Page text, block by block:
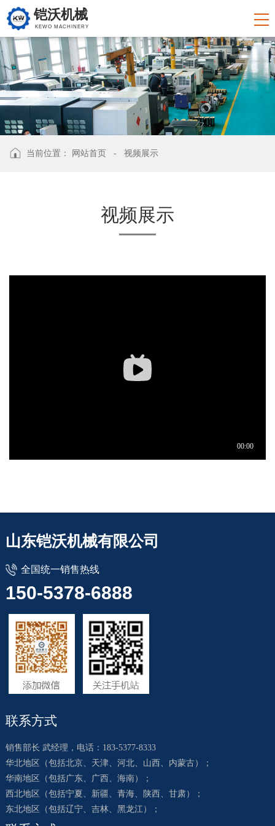
铠沃机械
KEWO MACHINERY
当前位置： 网站首页 - 视频展示
视频展示
山东铠沃机械有限公司
全国统一销售热线
150-5378-6888
联系方式
销售部长 武经理，电话：183-5377-8333
华北地区（包括北京、天津、河北、山西、内蒙古）；
华南地区（包括广东、广西、海南）；
西北地区（包括宁夏、新疆、青海、陕西、甘肃）；
东北地区（包括辽宁、吉林、黑龙江）；